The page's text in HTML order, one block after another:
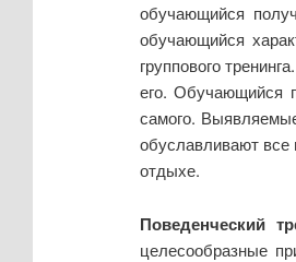
обучающийся
обучающийся
группового
его. Обучающийся
самого.
обуславливают все
отдыхе.
Поведенческий
целесообразные